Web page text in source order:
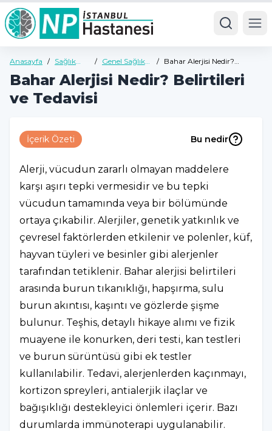
Anasayfa / Sağlık
/
Genel Sağlık
/ Bahar Alerjisi Nedir?
Bahar Alerjisi Nedir? Belirtileri
ve Tedavisi
İçerik Özeti Bu nedir
Alerji, vücudun zararlı olmayan maddelere
karşı aşırı tepki vermesidir ve bu tepki
vücudun tamamında veya bir bölümünde
ortaya çıkabilir. Alerjiler, genetik yatkınlık ve
çevresel faktörlerden etkilenir ve polenler, küf,
hayvan tüyleri ve besinler gibi alerjenler
tarafından tetiklenir. Bahar alerjisi belirtileri
arasında burun tıkanıklığı, hapşırma, sulu
burun akıntısı, kaşıntı ve gözlerde şişme
bulunur. Teşhis, detaylı hikaye alımı ve fizik
muayene ile konurken, deri testi, kan testleri
ve burun sürüntüsü gibi ek testler
kullanılabilir. Tedavi, alerjenlerden kaçınmayı,
kortizon spreyleri, antialerjik ilaçlar ve
bağışıklığı destekleyici önlemleri içerir. Bazı
durumlarda immünoterapi uygulanabilir.